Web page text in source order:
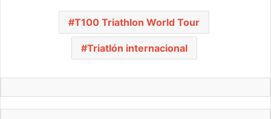
T100 Triathlon World Tour
Triatlón internacional